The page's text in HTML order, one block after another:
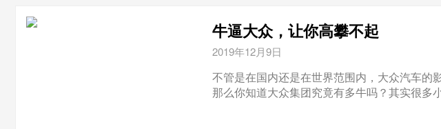
牛逼大众，让你高攀不起
2019年12月9日
不管是在国内还是在世界范围内，大众汽车的
那么你知道大众集团究竟有多牛吗？其实很多